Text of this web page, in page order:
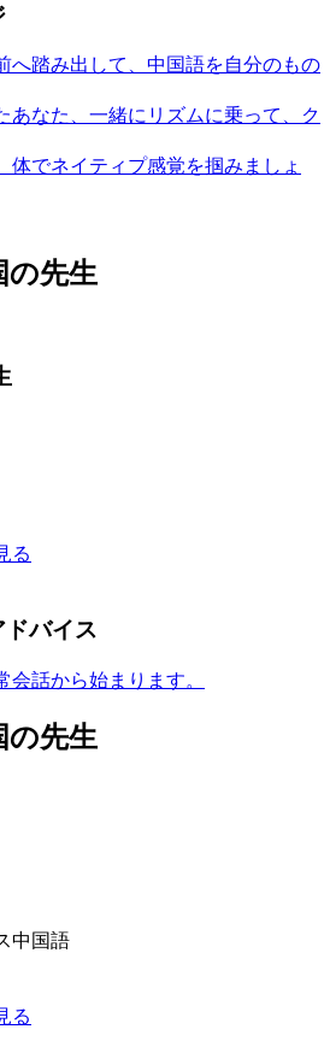
へ踏み出して、中国語を自分のもの
あなた、一緒にリズムに乗って、ク
体でネイティプ感覚を掴みましょ
の先生
る
バイス
話から始まります。
の先生
中国語
る